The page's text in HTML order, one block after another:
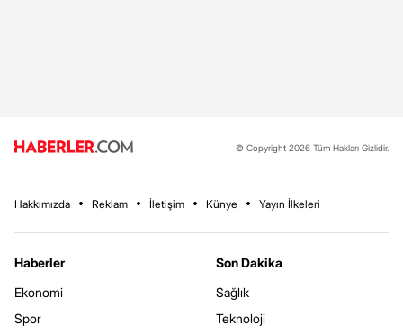
© Copyright 2026 Tüm Hakları Gizlidir.
Hakkımızda Reklam İletişim Künye Yayın İlkeleri
Haberler
Ekonomi
Spor
Son Dakika
Sağlık
Teknoloji